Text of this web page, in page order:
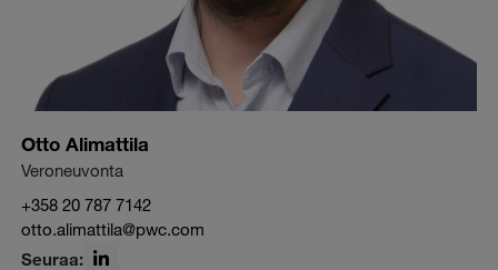
Otto Alimattila
Veroneuvonta
+358 20 787 7142
otto.alimattila@pwc.com
Seuraa: